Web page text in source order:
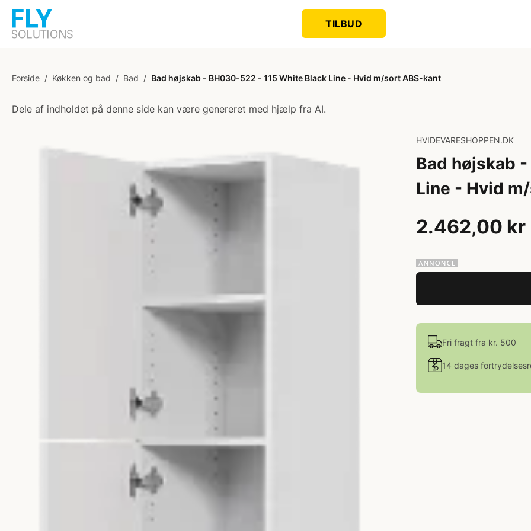
TILBUD
Forside / Køkken og bad / Bad / Bad højskab - BH030-522 - 115 White Black Line - Hvid m/sort ABS-kant
Dele af indholdet på denne side kan være genereret med hjælp fra AI.
HVIDEVARESHOPPEN.DK
Bad højskab
Line - Hvid
2.462,00 kr
Fri fragt fra kr. 500
14 dages